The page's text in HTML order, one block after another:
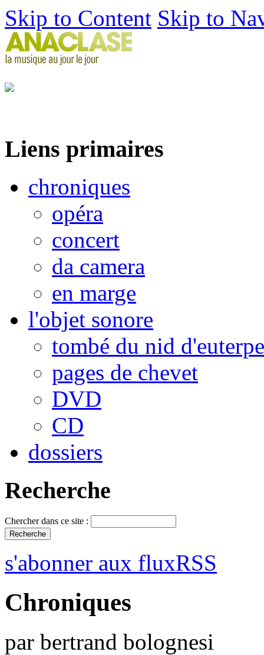
Skip to Content Skip to
Liens primaires
chroniques
opéra
concert
da camera
en marge
l'objet sonore
tombé du nid d'euterpe
pages de chevet
DVD
CD
dossiers
Recherche
Chercher dans ce site :
s'abonner aux fluxRSS
Chroniques
par bertrand bolognesi